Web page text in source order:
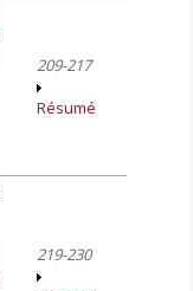
209-217
Résumé
219-230